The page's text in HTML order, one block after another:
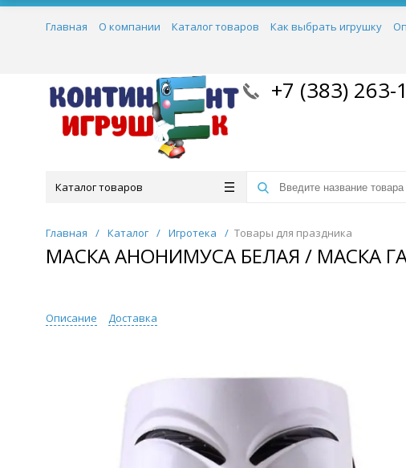
Главная О компании Каталог товаров Как выбрать игрушку
+7 (383) 263-
Каталог товаров
Главная / Каталог / Игротека / Товары для праздника
МАСКА АНОНИМУСА БЕЛАЯ / МАСКА
Описание Доставка